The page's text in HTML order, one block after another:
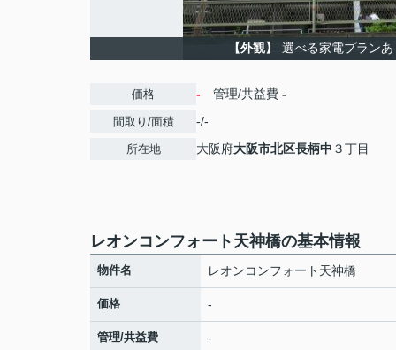
【外観】 選べる家電プランあ
価格 - 管理/共益費 -
間取り/面積 -/-
所在地 大阪府大阪市北区長柄中 ３丁目
レオンコンフォート天神橋の基本情報
物件名 レオンコンフォート天神橋
価格 -
管理/共益費 -